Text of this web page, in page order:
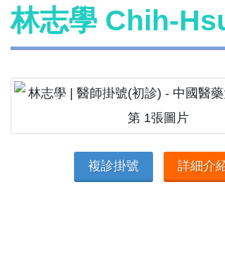
林志學 Chih-
複診掛號 詳細介